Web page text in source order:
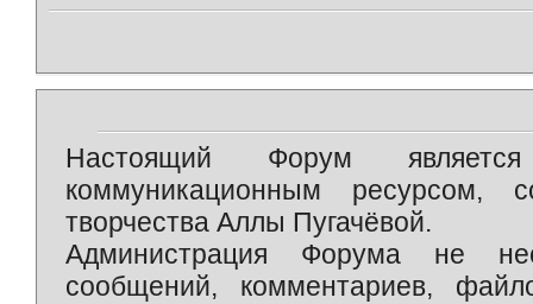
Настоящий Форум является
коммуникационным ресурсом,
творчества Аллы Пугачёвой.
Администрация Форума не
сообщений, комментариев,